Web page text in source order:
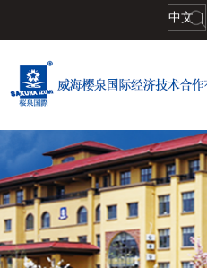
中文 |